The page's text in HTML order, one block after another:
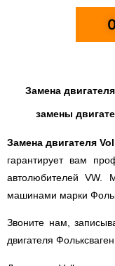
Замена
замены
Замена двигателя
гарантирует вам
автолюбителей VW.
машинами марки
Звоните нам,
двигателя